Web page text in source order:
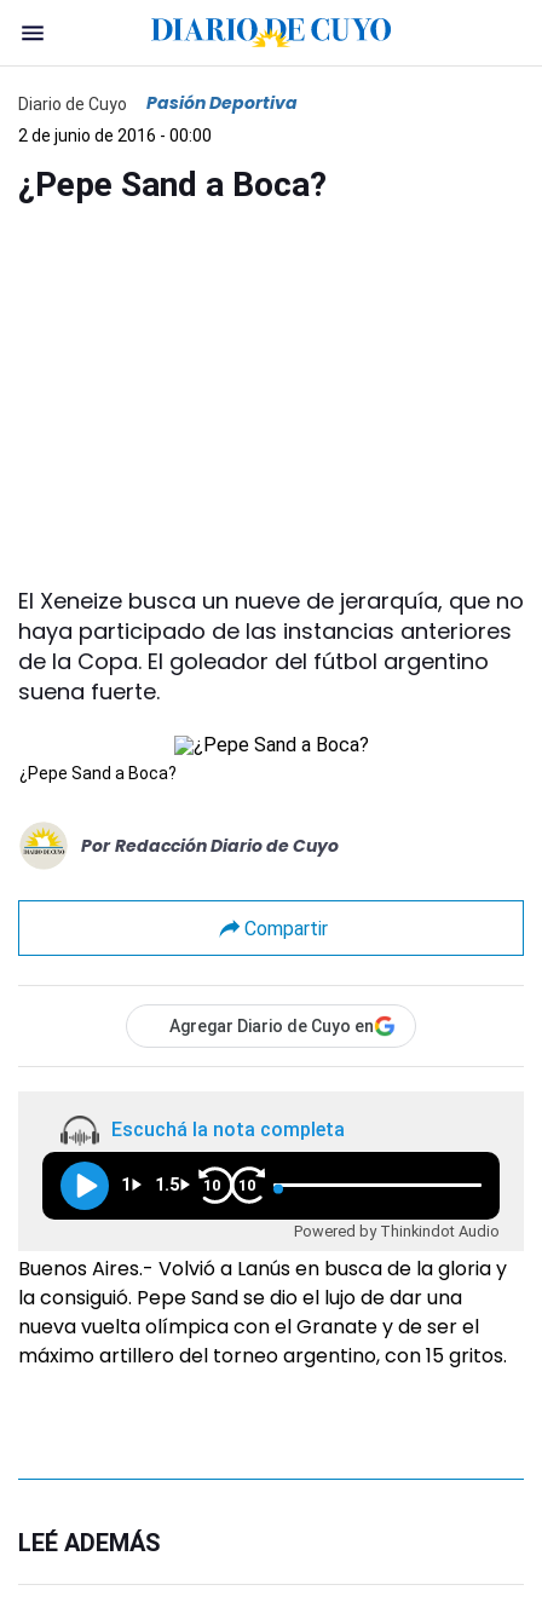
Diario de Cuyo Pasión Deportiva
2 de junio de 2016 - 00:00
¿Pepe Sand a Boca?
El Xeneize busca un nueve de jerarquía, que no
haya participado de las instancias anteriores
de la Copa. El goleador del fútbol argentino
suena fuerte.
¿Pepe Sand a Boca?
Por Redacción Diario de Cuyo
Compartir
Agregar Diario de Cuyo en
Escuchá la nota completa
1 1.5 10 10
Powered by Thinkindot Audio
Buenos Aires.- Volvió a Lanús en busca de la gloria y
la consiguió. Pepe Sand se dio el lujo de dar una
nueva vuelta olímpica con el Granate y de ser el
máximo artillero del torneo argentino, con 15 gritos.
LEÉ ADEMÁS